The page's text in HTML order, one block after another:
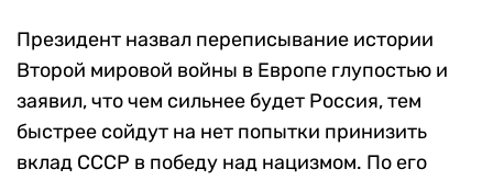
Президент назвал переписывание истории
Второй мировой войны в Европе глупостью и
заявил, что чем сильнее будет Россия, тем
быстрее сойдут на нет попытки принизить
вклад СССР в победу над нацизмом. По его